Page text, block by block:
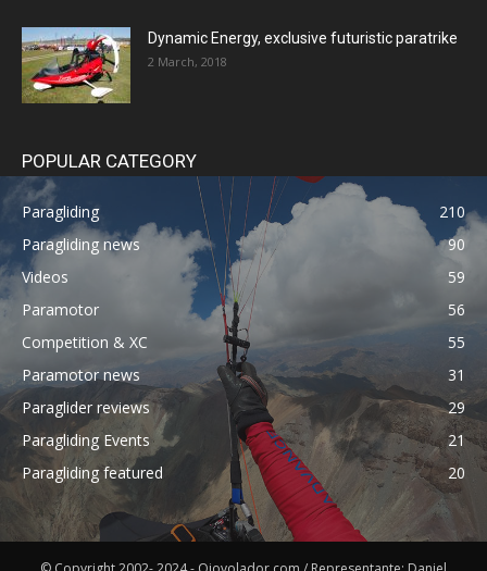
Dynamic Energy, exclusive futuristic paratrike
2 March, 2018
POPULAR CATEGORY
Paragliding
210
Paragliding news
90
Videos
59
Paramotor
56
Competition & XC
55
Paramotor news
31
Paraglider reviews
29
Paragliding Events
21
Paragliding featured
20